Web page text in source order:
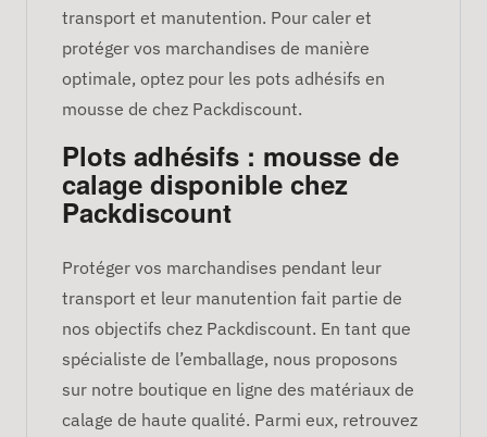
transport et manutention. Pour caler et
protéger vos marchandises de manière
optimale, optez pour les pots adhésifs en
mousse de chez Packdiscount.
Plots adhésifs : mousse de
calage disponible chez
Packdiscount
Protéger vos marchandises pendant leur
transport et leur manutention fait partie de
nos objectifs chez Packdiscount. En tant que
spécialiste de l’emballage, nous proposons
sur notre boutique en ligne des matériaux de
calage de haute qualité. Parmi eux, retrouvez